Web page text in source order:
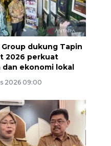
Group dukung Tapin
2026 perkuat
dan ekonomi lokal
2026 09:00
siswa laki-